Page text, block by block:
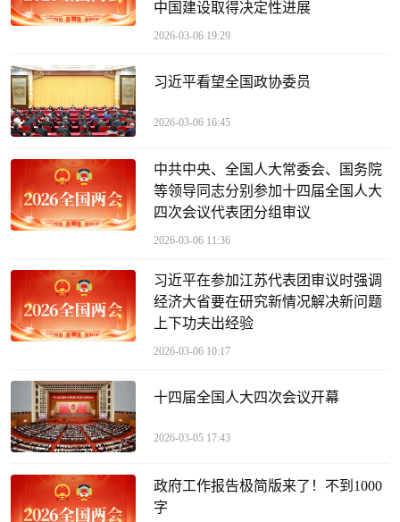
中国建设取得决定性进展
2026-03-06 19:29
习近平看望全国政协委员
2026-03-06 16:45
中共中央、全国人大常委会、国务院
等领导同志分别参加十四届全国人大
四次会议代表团分组审议
2026-03-06 11:36
习近平在参加江苏代表团审议时强调
经济大省要在研究新情况解决新问题
上下功夫出经验
2026-03-06 10:17
十四届全国人大四次会议开幕
2026-03-05 17:43
政府工作报告极简版来了！不到1000
字